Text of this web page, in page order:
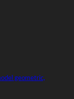
geometric,